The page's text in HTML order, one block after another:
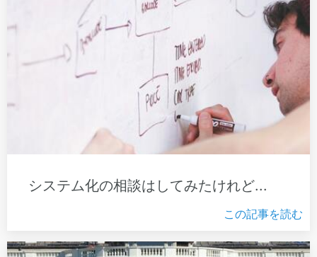
システム化の相談はしてみたけれど...
この記事を読む